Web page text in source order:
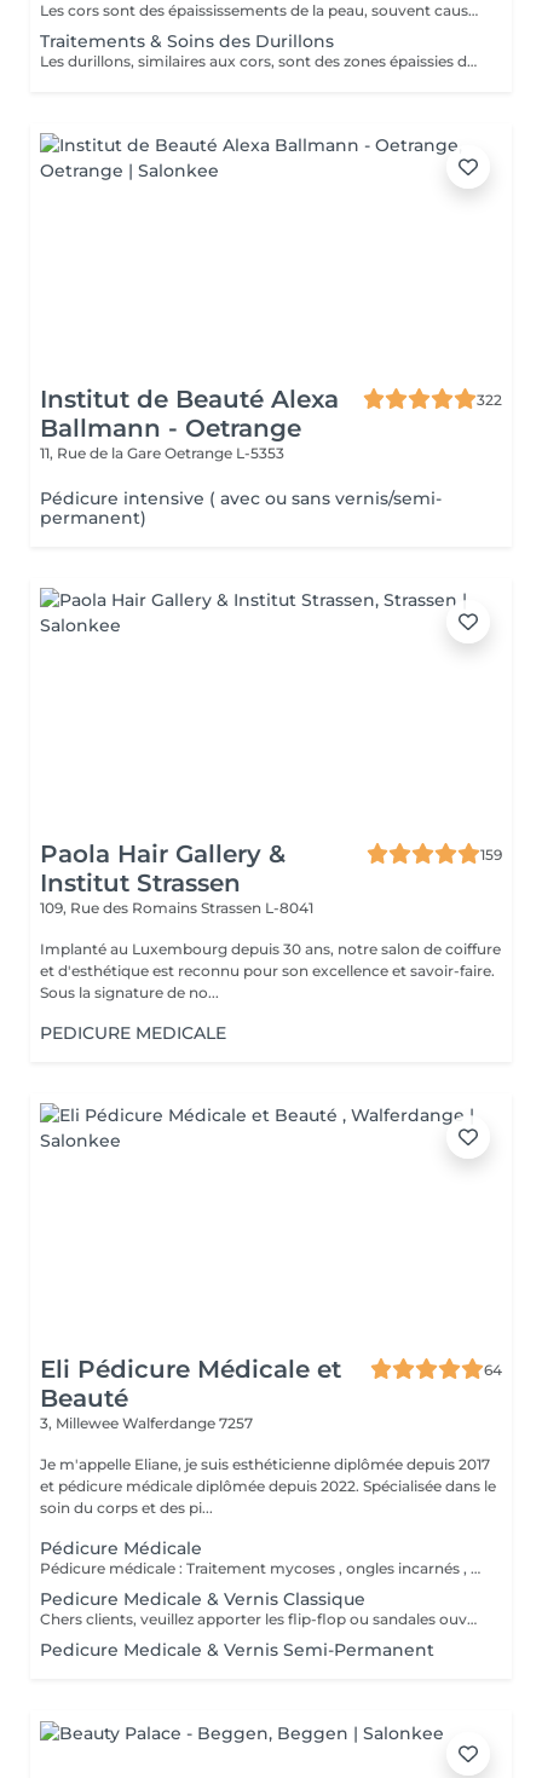
Les cors sont des épaississements de la peau, souvent causés par la pression ou le frottement répétés. Le traitement des cors implique généralement un adoucissement de la peau à l'aide de bains de pieds chauds, suivis d'un limage doux pour éliminer la couche de peau dure. Des coussinets protecteurs peuvent également être utilisés pour prévenir leur réapparition.
Traitements & Soins des Durillons
Les durillons, similaires aux cors, sont des zones épaissies de la peau, généralement sur les pieds. Le traitement des durillons consiste à adoucir la peau à l'aide de bains chauds, puis à utiliser une pierre ponce ou une lime pour enlever délicatement les peaux mortes. Des coussinets de protection peuvent être portés pour prévenir leur réapparition.
Institut de Beauté Alexa
Ballmann - Oetrange
322
11, Rue de la Gare Oetrange L-5353
Pédicure intensive ( avec ou sans vernis/semi-
permanent)
Paola Hair Gallery &
Institut Strassen
159
109, Rue des Romains Strassen L-8041
Implanté au Luxembourg depuis 30 ans, notre salon de coiffure
et d'esthétique est reconnu pour son excellence et savoir-faire.
Sous la signature de no...
PEDICURE MEDICALE
Eli Pédicure Médicale et
Beauté
64
3, Millewee Walferdange 7257
Je m'appelle Eliane, je suis esthéticienne diplômée depuis 2017
et pédicure médicale diplômée depuis 2022. Spécialisée dans le
soin du corps et des pi...
Pédicure Médicale
Pédicure médicale : Traitement mycoses , ongles incarnés , corrections des ongles en plicature , ongles en tuile de provence , en volute, durillons, cors ,callosités, crevasses, pied d'athlète et tous les affections. Le prix varie en fonction du problème.
Pedicure Medicale & Vernis Classique
Chers clients, veuillez apporter les flip-flop ou sandales ouvertes pour pose de verniz classique.
Pedicure Medicale & Vernis Semi-Permanent